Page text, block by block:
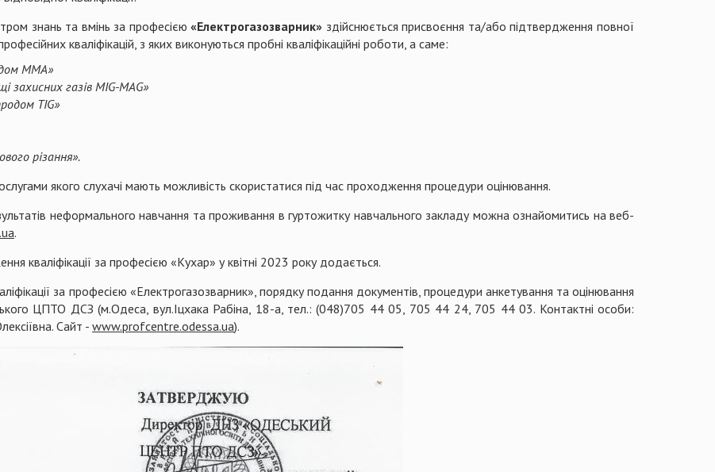
знань та вмінь за професією«Електрогазозварник» здійснюється присвоєння та/або підтвердження повної
кваліфікацій, з яких виконуються пробні кваліфікаційні роботи, а саме:
ММА»
захисних газів MIG-MAG»
TIG»
різання».
якого слухачі мають можливість скористатися під час проходження процедури оцінювання.
неформального навчання та проживання в гуртожитку навчального закладу можна ознайомитись на веб-
.ua.
кваліфікації за професією «Кухар» у квітні 2023 року додається.
за професією «Електрогазозварник», порядку подання документів, процедури анкетування та оцінювання
ЦПТО ДСЗ (м.Одеса, вул.Іцхака Рабіна, 18-а, тел.: (048)705 44 05, 705 44 24, 705 44 03. Контактні особи:
Сайт - www.profcentre.odessa.ua).